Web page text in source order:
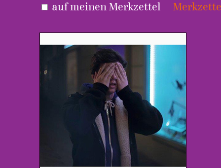
auf meinen Merkzettel